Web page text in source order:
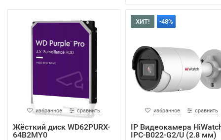
избранное сравнить
Жёсткий диск WD62PURX-
64B2MY0
ХИТ! -48%
избранное сравнить
IP Видеокамера
IPC-B022-G2/U (2.8 мм)